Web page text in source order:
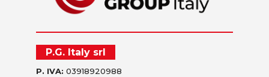
P.G. Italy srl
P. IVA: 03918920988